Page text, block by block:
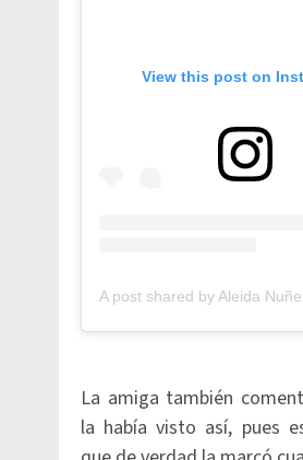
View this post on
La amiga también
la había visto así, pues